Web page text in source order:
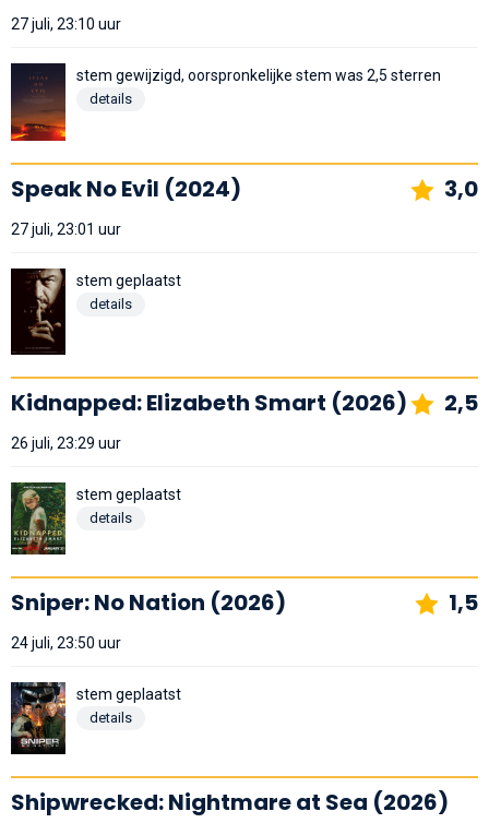
27 juli, 23:10 uur
stem gewijzigd, oorspronkelijke stem was 2,5 sterren
details
Speak No Evil (2024) 3,0
27 juli, 23:01 uur
stem geplaatst
details
Kidnapped: Elizabeth Smart (2026) 2,5
26 juli, 23:29 uur
stem geplaatst
details
Sniper: No Nation (2026) 1,5
24 juli, 23:50 uur
stem geplaatst
details
Shipwrecked: Nightmare at Sea (2026)